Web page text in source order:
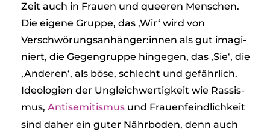
Zeit auch in Frauen und quee­ren Men­schen.
Die eigene Gruppe, das ‚Wir‘ wird von
Verschwörungsanhänger:innen als gut ima­gi­
niert, die Gegen­gruppe hin­ge­gen, das ‚Sie‘, die
‚Ande­ren‘, als böse, schlecht und gefähr­lich.
Ideo­lo­gien der Ungleich­wer­tig­keit wie Ras­sis­
mus, Anti­se­mi­tis­mus und Frau­en­feind­lich­keit
sind daher ein guter Nähr­bo­den, denn auch